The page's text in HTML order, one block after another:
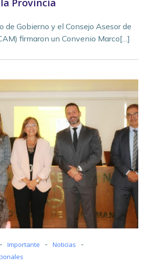
Provincia
de Gobierno y el Consejo Asesor de
firmaron un Convenio Marco[…]
- Importante - Noticias -